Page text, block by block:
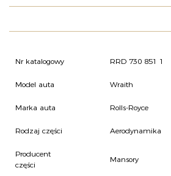
O NAS OFERTA BLOG
Nr katalogowy RRD 730 851 1
Model auta Wraith
Marka auta Rolls-Royce
Rodzaj części Aerodynamika
Producent
części
Mansory